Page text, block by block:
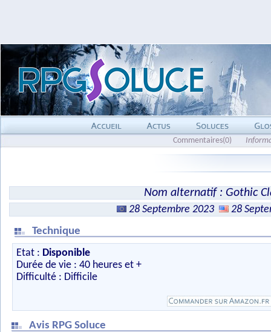
Commentaires(0)
Nom alternatif : Gothic
28 Septembre 2023
28
Technique
Etat : Disponible
Durée de vie : 40 heures et +
Difficulté : Difficile
Avis RPG Soluce